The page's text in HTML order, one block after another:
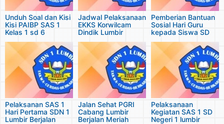
Unduh Soal dan Kisi
Kisi PAIBP SAS 1
Kelas 1 sd 6
Jadwal Pelaksanaan
EKKS Korwilcam
Dindik Lumbir
Pemberian Bantuan
Sosial Hari Guru
kepada Siswa SD
Pelaksanan SAS 1
Hari Pertama SDN 1
Lumbir Berjalan
Jalan Sehat PGRI
Cabang Lumbir
Berjalan Meriah
Pelaksanaan
Kegiatan SAS 1 SD
Negeri 1 lumbir